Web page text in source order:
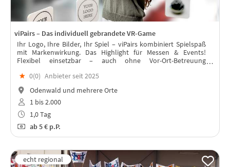
viPairs – Das individuell gebrandete VR-Game
Ihr Logo, Ihre Bilder, Ihr Spiel – viPairs kombiniert Spielspaß
mit Markenwirkung. Das Highlight für Messen & Events!
Flexibel einsetzbar – auch ohne Vor-Ort-Betreuung
★ 0(0) Anbieter seit 2025
Odenwald und mehrere Orte
1 bis 2.000
1,0 Tag
ab5 € p.P.